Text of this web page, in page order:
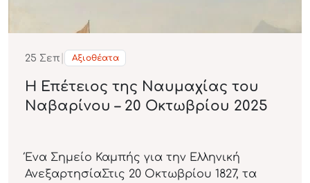
25 Σεπ Αξιοθέατα
Η Επέτειος της Ναυμαχίας του
Ναβαρίνου – 20 Οκτωβρίου 2025
Ένα Σημείο Καμπής για την Ελληνική
ΑνεξαρτησίαΣτις 20 Οκτωβρίου 1827, τα